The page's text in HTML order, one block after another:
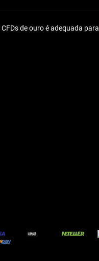
de ouro é adequada para